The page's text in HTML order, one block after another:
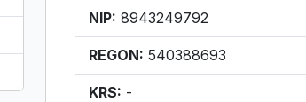
NIP: 8943249792
REGON: 540388693
KRS: -